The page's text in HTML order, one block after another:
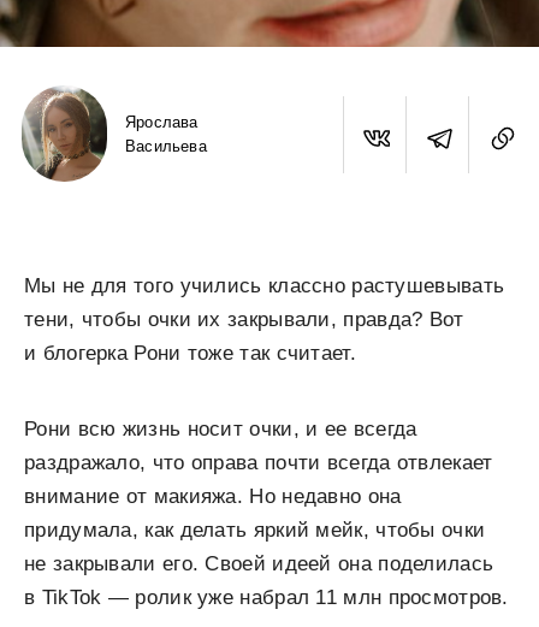
Ярослава
Васильева
Мы не для того учились классно растушевывать
тени, чтобы очки их закрывали, правда? Вот
и блогерка Рони тоже так считает.
Рони всю жизнь носит очки, и ее всегда
раздражало, что оправа почти всегда отвлекает
внимание от макияжа. Но недавно она
придумала, как делать яркий мейк, чтобы очки
не закрывали его. Своей идеей она поделилась
в TikTok — ролик уже набрал 11 млн просмотров.